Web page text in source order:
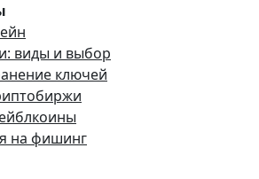
виды и выбор
ключей
на фишинг